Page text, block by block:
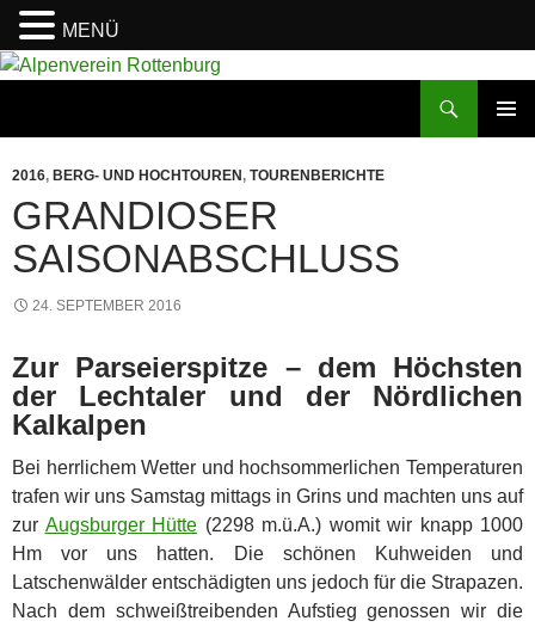
Zum
2016, BERG- UND HOCHTOUREN, TOURENBERICHTE
GRANDIOSER
SAISONABSCHLUSS
24. SEPTEMBER 2016
Zur Parseierspitze – dem Höchsten
der Lechtaler und der Nördlichen
Kalkalpen
Bei herrlichem Wetter und hochsommerlichen Temperaturen
trafen wir uns Samstag mittags in Grins und machten uns auf
zur Augsburger Hütte (2298 m.ü.A.) womit wir knapp 1000
Hm vor uns hatten.
Die schönen Kuhweiden und
Latschenwälder entschädigten uns jedoch für die Strapazen.
Nach dem schweißtreibenden Aufstieg genossen wir die
MENÜ